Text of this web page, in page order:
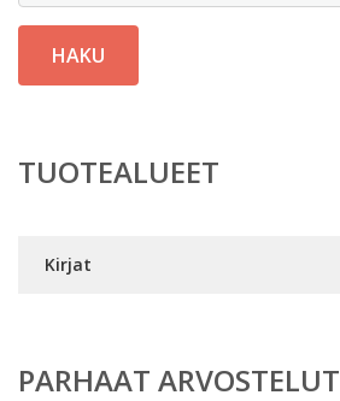
HAKU
TUOTEALUEET
Kirjat
PARHAAT ARVOSTELUT